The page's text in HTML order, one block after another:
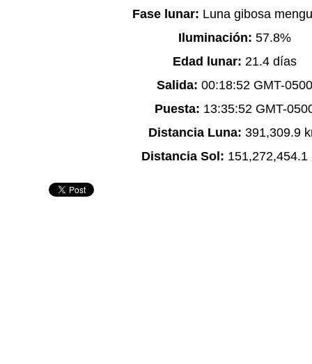
Fase lunar: Luna gibosa
Iluminación: 57.8%
Edad lunar:21.4 días
Salida:00:18:52 GMT-
Puesta: 13:35:52 GMT-
Distancia Luna:391,309.9
Distancia Sol: 151,272,454.1